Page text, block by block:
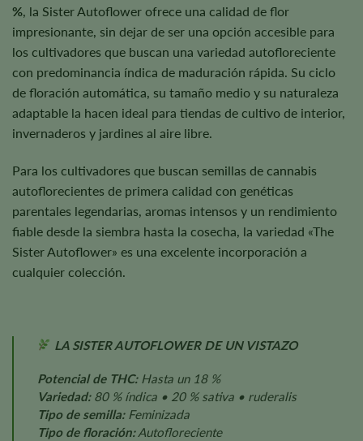
%, la Sister Autoflower ofrece una calidad de flor
impresionante, sin dejar de ser una opción accesible para
los cultivadores que buscan una variedad autofloreciente
con predominancia índica de maduración rápida. Su ciclo
de floración automática, su tamaño medio y su naturaleza
adaptable la hacen ideal para tiendas de cultivo de interior,
invernaderos y jardines al aire libre.
Para los cultivadores que buscan semillas de cannabis
autoflorecientes de primera calidad con genéticas
parentales legendarias, aromas intensos y un rendimiento
fiable desde la siembra hasta la cosecha, la variedad «The
Sister Autoflower» es una excelente incorporación a
cualquier colección.
LA SISTER AUTOFLOWER DE UN VISTAZO
Potencial de THC:Hasta un 18 %
Variedad:80 % índica • 20 % sativa • ruderalis
Tipo de semilla:Feminizada
Tipo de floración:Autofloreciente